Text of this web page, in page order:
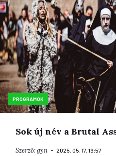
PROGRAMOK
Sok új név a Brutal
Szerző:gyn 2025. 05. 17. 19:57